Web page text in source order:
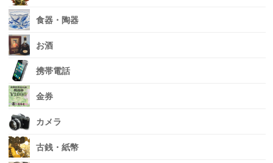
食器・陶器
お酒
携帯電話
金券
カメラ
古銭・紙幣